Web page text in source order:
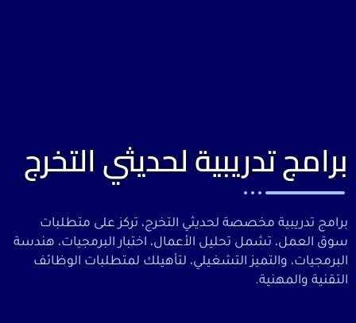
برامج تدريبية لحديثي التخرج
برامج تدريبية مخصصة لحديثي التخرج، تركز على متطلبات
سوق العمل، تشمل تحليل الأعمال، اختبار البرمجيات، هندسة
البرمجيات، والتميز التشغيلي، لتأهيلك لمتطلبات الوظائف
التقنية والمهنية.